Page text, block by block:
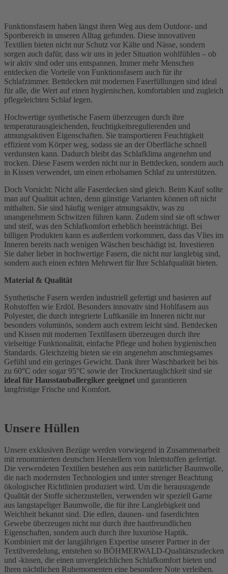
Funktionsfasern haben längst ihren Weg aus dem Outdoor- und
Sportbereich in unseren Alltag gefunden. Diese innovativen
Textilien bieten nicht nur Schutz vor Kälte und Nässe, sondern
sorgen auch dafür, dass wir uns in jeder Situation wohlfühlen – ob
wir aktiv sind oder uns entspannen. Immer mehr Menschen
entdecken die Vorteile von Funktionsfasern auch für ihr
Schlafzimmer. Bettdecken mit modernen Faserfüllungen sind ideal
für alle, die Wert auf einen hygienischen, komfortablen und zugleich
pflegeleichten Schlaf legen.
Hochwertige synthetische Fasern überzeugen durch ihre
temperaturausgleichenden, feuchtigkeitsregulierenden und
atmungsaktiven Eigenschaften. Sie transportieren Feuchtigkeit
effizient vom Körper weg, sodass sie an der Oberfläche schnell
verdunsten kann. Dadurch bleibt das Schlafklima angenehm und
trocken. Diese Fasern werden nicht nur in Bettdecken, sondern auch
in Kissen verwendet, um einen erholsamen Schlaf zu unterstützen.
Doch Vorsicht: Nicht alle Faserdecken sind gleich. Beim Kauf sollte
man auf Qualität achten, denn günstige Varianten können oft nicht
mithalten. Sie sind häufig weniger atmungsaktiv, was zu
unangenehmem Schwitzen führen kann. Zudem sind sie oft schwer
und steif, was den Schlafkomfort erheblich beeinträchtigt. Bei
billigen Produkten kann es außerdem vorkommen, dass das Vlies im
Inneren bereits nach wenigen Wäschen beschädigt ist. Investieren
Sie daher lieber in hochwertige Fasern, die nicht nur langlebig sind,
sondern auch einen echten Mehrwert für Ihre Schlafqualität bieten.
Material & Qualität
Synthetische Fasern werden industriell gefertigt und basieren auf
Rohstoffen wie Erdöl. Besonders innovativ sind Hohlfasern aus
Polyester, die durch integrierte Luftkanäle im Inneren nicht nur
besonders voluminös, sondern auch extrem leicht sind. Bettdecken
und Kissen mit modernen Textilfasern überzeugen durch ihre
vielseitige Funktionalität, einfache Pflege und hohen hygienischen
Standards. Gleichzeitig bieten sie ein angenehm anschmiegsames
Gefühl und ein geringes Gewicht. Dank ihrer Waschbarkeit bei bis
zu 60°C oder sogar 95°C sowie der Trocknertauglichkeit sind sie
ideal für Hausstauballergiker geeignet und garantieren
langfristige Frische und Komfort.
Unsere Hüllen
Unsere exklusiven Bezüge werden vorwiegend in Zusammenarbeit
mit renommierten deutschen Herstellern von Inlettstoffen gefertigt.
Die verwendeten Textilien bestehen aus rein natürlicher Baumwolle,
die nach modernsten Technologien und unter strenger Beachtung
ökologischer Richtlinien produziert wird. Um die herausragende
Qualität der Stoffe sicherzustellen, verwenden wir speziell Garne
aus langstapeliger Baumwolle, die für ihre Langlebigkeit und
Weichheit bekannt sind. Die edlen, daunen- und faserdichten
Gewebe überzeugen nicht nur durch ihre hautfreundlichen
Eigenschaften, sondern auch durch ihre luxuriöse Haptik.
Kombiniert mit der langjährigen Expertise unserer Partner in der
Textilveredelung, entstehen so BÖHMERWALD-Qualitätszudecken
und -kissen, die einen unvergleichlichen Schlafkomfort bieten und
Ihren nächtlichen Ruhemomenten eine besondere Note verleihen.